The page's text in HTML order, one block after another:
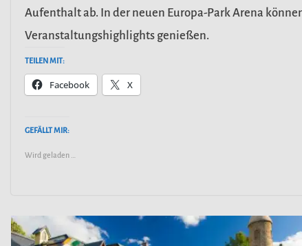
Aufenthalt ab. In der neuen Europa-Park Arena
Veranstaltungshighlights genießen.
TEILEN MIT:
Facebook X
GEFÄLLT MIR:
Wird geladen …